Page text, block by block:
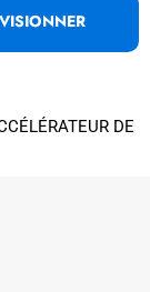
VISIONNER
DE